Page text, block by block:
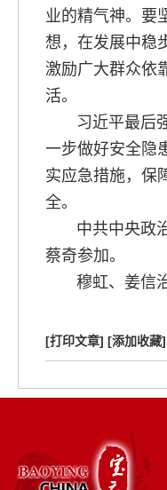
业的精气神。要
想，在发展中稳
激励广大群众依
活。
习近平最后强
一步做好安全隐
实应急措施，保
全。
中共中央政治
蔡奇参加。
穆虹、姜信治
[打印文章] [添加收藏]